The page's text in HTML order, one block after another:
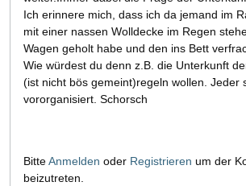
Ich erinnere mich, dass ich da jemand im
mit einer nassen Wolldecke im Regen
Wagen geholt habe und den ins Bett
Wie würdest du denn z.B. die Unterkunft
(ist nicht bös gemeint)regeln wollen. Jeder
vororganisiert. Schorsch
BitteAnmelden oder Registrieren um der
beizutreten.